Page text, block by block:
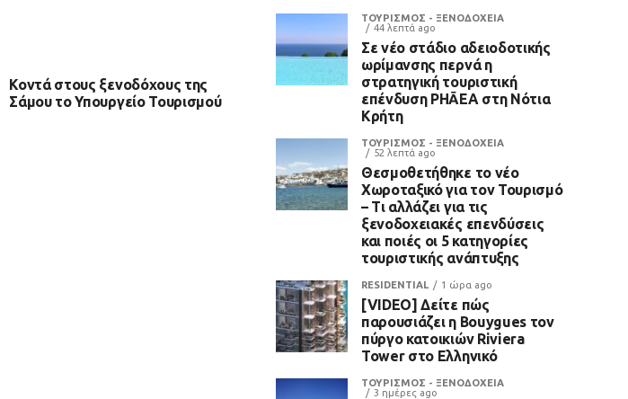
Κοντά στους ξενοδόχους της
Σάμου το Υπουργείο Τουρισμού
ΤΟΥΡΙΣΜΟΣ - ΞΕΝΟΔΟΧΕΙΑ
44 λεπτά ago
Σε νέο στάδιο αδειοδοτικής
ωρίμανσης περνά η
στρατηγική τουριστική
επένδυση PHĀEA στη Νότια
Κρήτη
ΤΟΥΡΙΣΜΟΣ - ΞΕΝΟΔΟΧΕΙΑ
52 λεπτά ago
Θεσμοθετήθηκε το νέο
Χωροταξικό για τον Τουρισμό
– Τι αλλάζει για τις
ξενοδοχειακές επενδύσεις
και ποιές οι 5 κατηγορίες
τουριστικής ανάπτυξης
RESIDENTIAL 1 ώρα ago
[VIDEO] Δείτε πώς
παρουσιάζει η Bouygues τον
πύργο κατοικιών Riviera
Tower στο Ελληνικό
ΤΟΥΡΙΣΜΟΣ - ΞΕΝΟΔΟΧΕΙΑ
3 ημέρες ago